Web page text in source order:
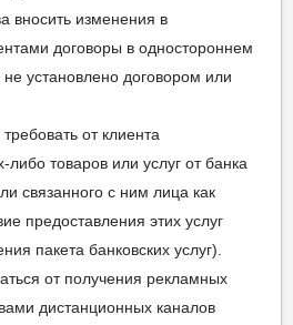
вносить изменения в
договоры в одностороннем
установлено договором или
от клиента
либо товаров или услуг от банка
связанного с ним лица как
предоставления этих услуг
пакета банковских услуг).
от получения рекламных
дистанционных каналов